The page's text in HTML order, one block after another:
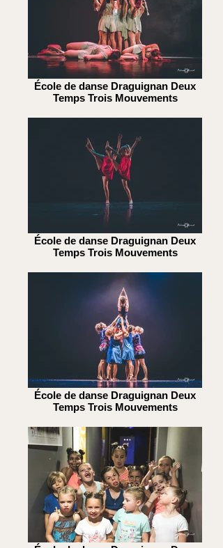
École de danse Draguignan Deux
Temps Trois Mouvements
École de danse Draguignan Deux
Temps Trois Mouvements
École de danse Draguignan Deux
Temps Trois Mouvements